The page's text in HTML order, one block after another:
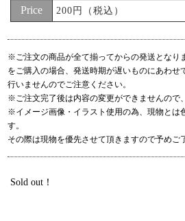
Price 200円（税込）
※ご注文の商品が全て揃ってからの発送となり
をご購入の場合、発送時期が遅いものにあわせ
行いませんのでご注意ください。
※ご注文完了後は内容の変更ができませんので
※イメージ画像・イラスト使用の為、現物とは
す。
その際は現物を優先させて頂きますので予めご
Sold out！